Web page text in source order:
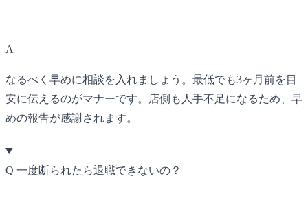
A
なるべく早めに相談を入れましょう。最低でも3ヶ月前を目
安に伝えるのがマナーです。店側も人手不足になるため、早
めの報告が感謝されます。
Q 一度断られたら退職できないの？